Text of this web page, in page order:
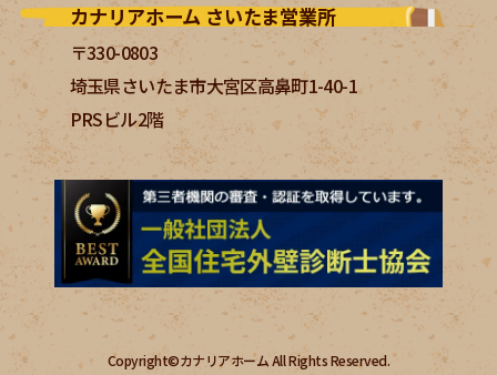
カナリアホーム さいたま営業所
〒330-0803
埼玉県さいたま市大宮区高鼻町1-40-1
PRSビル2階
Copyright©カナリアホーム All Rights Reserved.